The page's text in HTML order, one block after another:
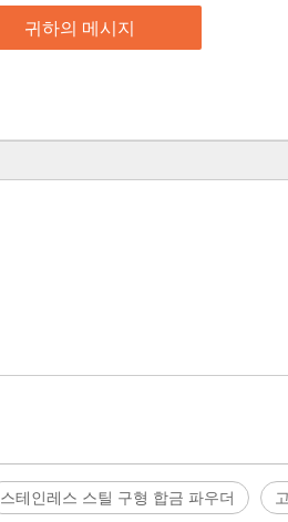
귀하의 메시지
스테인레스 스틸 구형 합금 파우더